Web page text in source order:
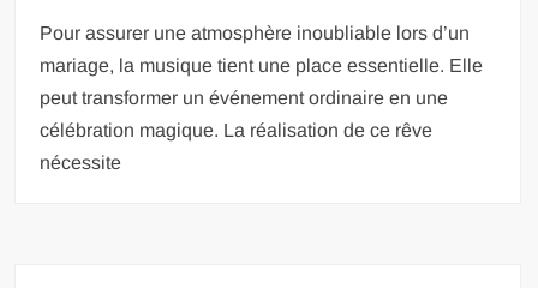
Pour assurer une atmosphère inoubliable lors d’un
mariage, la musique tient une place essentielle. Elle
peut transformer un événement ordinaire en une
célébration magique. La réalisation de ce rêve
nécessite